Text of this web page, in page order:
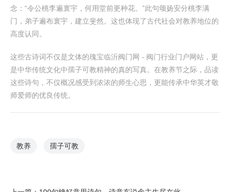
念：“令公桃李遍寰宇，何用堂前更种花。”此句颂扬安分桃李满
门，弟子遍布寰宇，建立斐然。这也体现了古代社会对教养地位的
高度认同。
这些古诗词不仅是文体的瑰宝临沂阀门网 - 阀门行业门户网站，更
是中华传统文化中孺子可教精神的真的写真。在教养节之际，品读
这些诗句，不仅概况感受到浓浓的师生心思，更能传承中华英才敬
师爱师的优良传统。
教养 孺子可教